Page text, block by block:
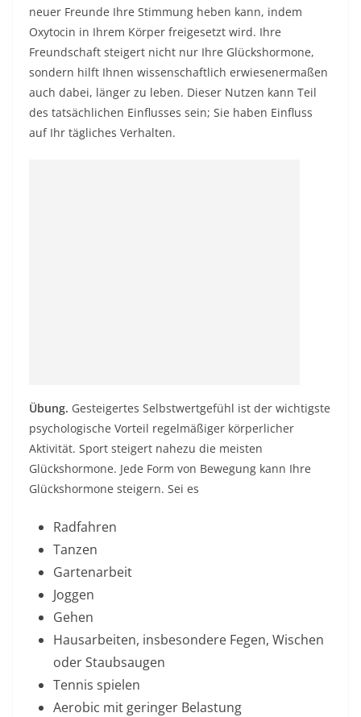
neuer Freunde Ihre Stimmung heben kann, indem
Oxytocin in Ihrem Körper freigesetzt wird. Ihre
Freundschaft steigert nicht nur Ihre Glückshormone,
sondern hilft Ihnen wissenschaftlich erwiesenermaßen
auch dabei, länger zu leben. Dieser Nutzen kann Teil
des tatsächlichen Einflusses sein; Sie haben Einfluss
auf Ihr tägliches Verhalten.
Übung. Gesteigertes Selbstwertgefühl ist der wichtigste
psychologische Vorteil regelmäßiger körperlicher
Aktivität. Sport steigert nahezu die meisten
Glückshormone. Jede Form von Bewegung kann Ihre
Glückshormone steigern. Sei es
Radfahren
Tanzen
Gartenarbeit
Joggen
Gehen
Hausarbeiten, insbesondere Fegen, Wischen
oder Staubsaugen
Tennis spielen
Aerobic mit geringer Belastung